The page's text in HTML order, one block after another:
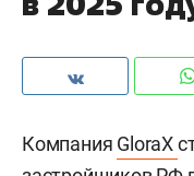
Компания GloraX